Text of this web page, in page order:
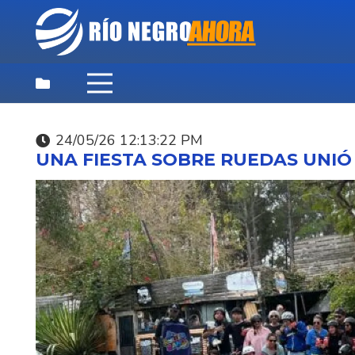
24/05/26 12:13:22 PM
UNA FIESTA SOBRE RUEDAS
DESTACADAS,NOTICIAS ,
ALERTA NARANJA EN
LITORAL DEL PAÍS.